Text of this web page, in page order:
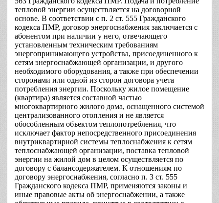
тепловой энергии осуществляется на договорной
основе. В соответствии с п. 2 ст. 555 Гражданского
кодекса ПМР, договор энергоснабжения заключается с
абонентом при наличии у него, отвечающего
установленным техническим требованиям
энергопринимающего устройства, присоединенного к
сетям энергоснабжающей организации, и другого
необходимого оборудования, а также при обеспечении
сторонами или одной из сторон договора учета
потребления энергии. Поскольку жилое помещение
(квартира) является составной частью
многоквартирного жилого дома, оснащенного системой
централизованного отопления и не является
обособленным объектом теплопотребления, что
исключает фактор непосредственного присоединения
внутриквартирной системы теплоснабжения к сетям
теплоснабжающей организации, поставка тепловой
энергии на жилой дом в целом осуществляется по
договору с балансодержателем. К отношениям по
договору энергоснабжения, согласно п. 3 ст. 555
Гражданского кодекса ПМР, применяются законы и
иные правовые акты об энергоснабжении, а также